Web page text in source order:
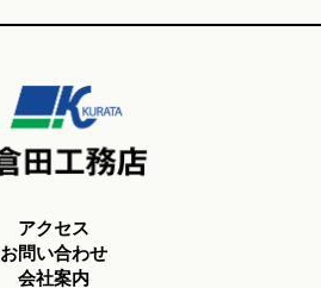
アクセス
お問い合わせ
会社案内